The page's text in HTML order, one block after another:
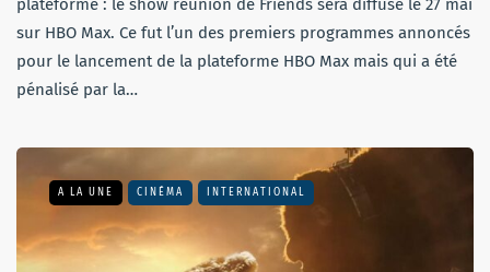
plateforme : le show réunion de Friends sera diffusé le 27 mai
sur HBO Max. Ce fut l’un des premiers programmes annoncés
pour le lancement de la plateforme HBO Max mais qui a été
pénalisé par la…
A LA UNE CINÉMA INTERNATIONAL